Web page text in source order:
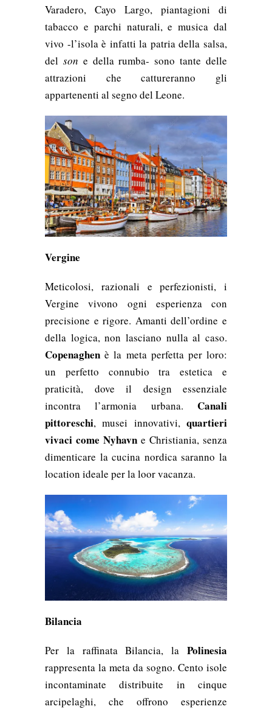
Varadero, Cayo Largo, piantagioni di
tabacco e parchi naturali, e musica dal
vivo -l’isola è infatti la patria della salsa,
del son e della rumba- sono tante delle
attrazioni che cattureranno gli
appartenenti al segno del Leone.
Vergine
Meticolosi, razionali e perfezionisti, i
Vergine vivono ogni esperienza con
precisione e rigore. Amanti dell’ordine e
della logica, non lasciano nulla al caso.
Copenaghen è la meta perfetta per loro:
un perfetto connubio tra estetica e
praticità, dove il design essenziale
incontra l’armonia urbana. Canali
pittoreschi, musei innovativi, quartieri
vivaci come Nyhavn e Christiania, senza
dimenticare la cucina nordica saranno la
location ideale per la loor vacanza.
Bilancia
Per la raffinata Bilancia, la Polinesia
rappresenta la meta da sogno. Cento isole
incontaminate distribuite in cinque
arcipelaghi, che offrono esperienze